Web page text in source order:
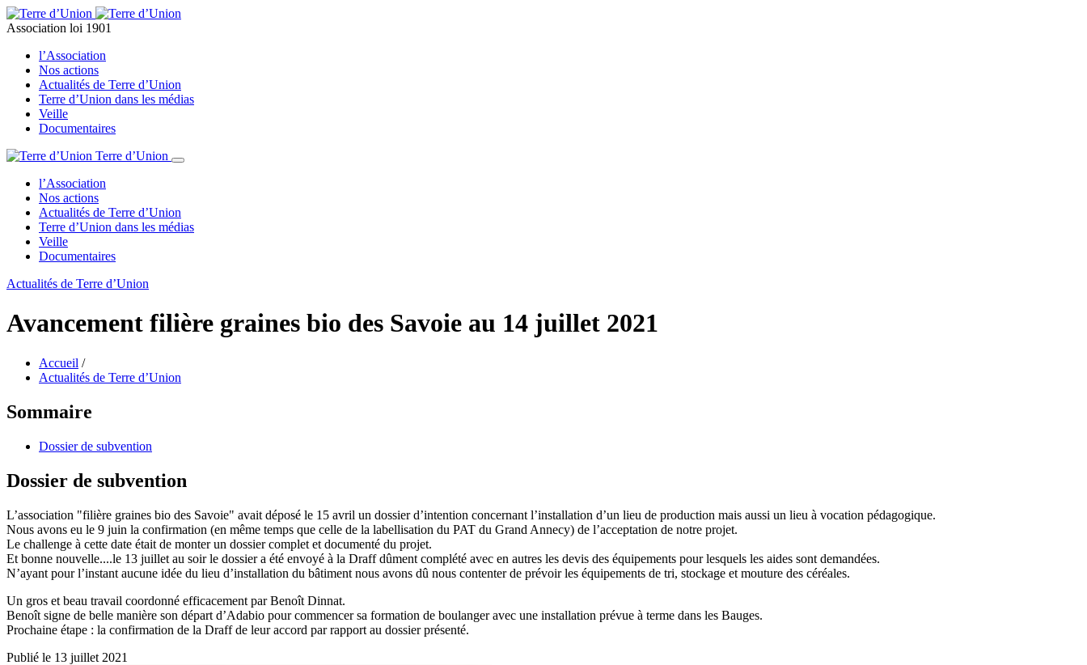
Association loi 1901
l’Association
Nos actions
Actualités de Terre d’Union
Terre d’Union dans les médias
Veille
Documentaires
Terre d’Union
l’Association
Nos actions
Actualités de Terre d’Union
Terre d’Union dans les médias
Veille
Documentaires
Actualités de Terre d’Union
Avancement filière graines bio des Savoie au 14 juillet 2021
Accueil /
Actualités de Terre d’Union
Sommaire
Dossier de subvention
Dossier de subvention
L’association "filière graines bio des Savoie" avait déposé le 15 avril un dossier d’intention concernant l’installation d’un lieu de production mais aussi un lieu à vocation pédagogique.
Nous avons eu le 9 juin la confirmation (en même temps que celle de la labellisation du PAT du Grand Annecy) de l’acceptation de notre projet.
Le challenge à cette date était de monter un dossier complet et documenté du projet.
Et bonne nouvelle....le 13 juillet au soir le dossier a été envoyé à la Draff dûment complété avec en autres les devis des équipements pour lesquels les aides sont demandées.
N’ayant pour l’instant aucune idée du lieu d’installation du bâtiment nous avons dû nous contenter de prévoir les équipements de tri, stockage et mouture des céréales.
Un gros et beau travail coordonné efficacement par Benoît Dinnat.
Benoît signe de belle manière son départ d’Adabio pour commencer sa formation de boulanger avec une installation prévue à terme dans les Bauges.
Prochaine étape : la confirmation de la Draff de leur accord par rapport au dossier présenté.
Publié le 13 juillet 2021